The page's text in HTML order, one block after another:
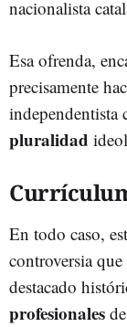
nacionalista
Esa ofrenda,
precisamente
independentista
pluralidad
En todo caso,
controversia
destacado
profesionales